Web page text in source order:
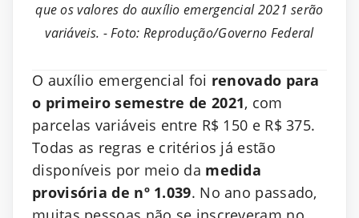
que os valores do auxílio emergencial 2021 serão
variáveis. - Foto: Reprodução/Governo Federal
O auxílio emergencial foi renovado para
o primeiro semestre de 2021, com
parcelas variáveis entre R$ 150 e R$ 375.
Todas as regras e critérios já estão
disponíveis por meio da medida
provisória de nº 1.039. No ano passado,